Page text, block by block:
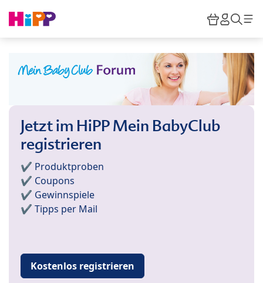
HiPP
Jetzt im HiPP Mein BabyClub
registrieren
✔️ Produktproben
✔️ Coupons
✔️ Gewinnspiele
✔️ Tipps per Mail
Kostenlos registrieren